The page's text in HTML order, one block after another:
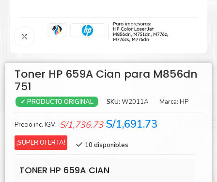
Agrandar
Toner HP 659A Cian para M856dn
751
✓ PRODUCTO ORIGINAL SKU: W2011A Marca: HP
Precio inc. IGV: S/1,736.73 El
original
S/1,736.73.
S/1,691.73
¡SUPER OFERTA! 10 disponibles
TONER HP 659A CIAN